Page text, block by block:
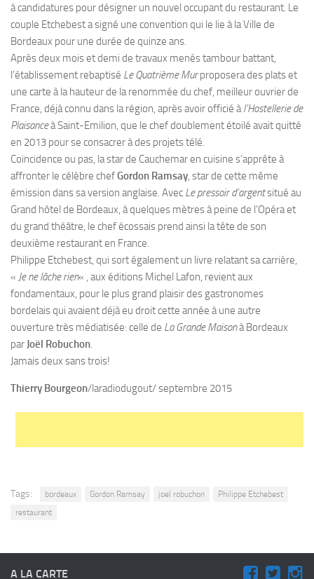
à candidatures pour désigner un nouvel occupant du restaurant. Le
couple Etchebest a signé une convention qui le lie à la Ville de
Bordeaux pour une durée de quinze ans.
Après deux mois et demi de travaux menés tambour battant,
l’établissement rebaptisé Le Quatrième Murproposera des plats et
une carte à la hauteur de la renommée du chef, meilleur ouvrier de
France, déjà connu dans la région, après avoir officié àl’Hostellerie de
Plaisanceà Saint-Emilion, que le chef doublement étoilé avait quitté
en 2013 pour se consacrer à des projets télé.
Coïncidence ou pas, la star de Cauchemar en cuisine s’apprête à
affronter le célèbre chefGordon Ramsay, star de cette même
émission dans sa version anglaise. Avec Le pressoir d’argentsitué au
Grand hôtel de Bordeaux, à quelques mètres à peine de l’Opéra et
du grand théâtre, le chef écossais prend ainsi la tête de son
deuxième restaurant en France.
Philippe Etchebest, qui sort également un livre relatant sa carrière,
« Je ne lâche rien« , aux éditions Michel Lafon, revient aux
fondamentaux, pour le plus grand plaisir des gastronomes
bordelais qui avaient déjà eu droit cette année à une autre
ouverture très médiatisée: celle de La Grande Maisonà Bordeaux
par Joël Robuchon.
Jamais deux sans trois!
Thierry Bourgeon/laradiodugout/ septembre 2015
Tags: bordeaux Gordon Ramsay joel robuchon
Philippe Etchebest
restaurant
A LA CARTE